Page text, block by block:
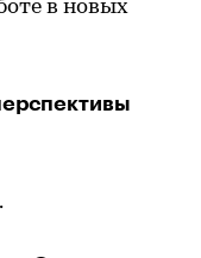
в новых